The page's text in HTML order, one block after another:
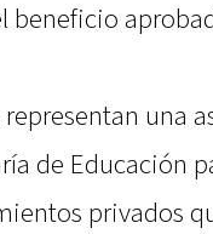
beneficio
una
de Educación
privados